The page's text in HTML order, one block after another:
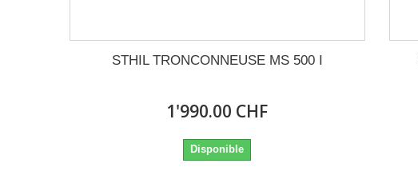
STHIL TRONCONNEUSE MS 500 I
1'990.00 CHF
Disponible